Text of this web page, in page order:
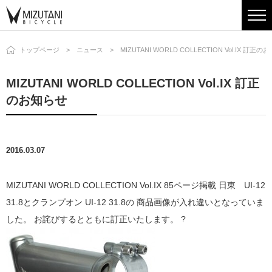
トップページ ニュース MIZUTANI WORLD COLLECTION Vol.IX 訂正のお
MIZUTANI WORLD COLLECTION Vol.IX 訂正
のお知らせ
2016.03.07
MIZUTANI WORLD COLLECTION Vol.IX 85ページ掲載 日東 UI-12
31.8とクランプオン UI-12 31.8の 商品画像が入れ違いとなっていま
した。 お詫びするとともに訂正いたします。 ?